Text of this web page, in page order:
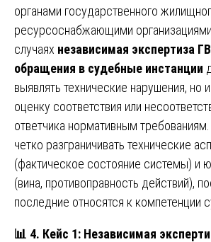
органами государственного
ресурсоснабжающими
случаях независимая экспертиза
обращения в судебные инстанции
выявлять технические нарушения, но
оценку соответствия или
ответчика нормативным
четко разграничивать технические
(фактическое состояние системы) и
(вина, противоправность действий),
последние относятся к компетенции
📊 4. Кейс 1: Независимая